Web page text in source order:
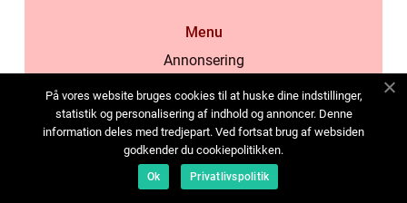
Menu
Annonsering
Cookies
Kontakta oss
Sitemap
På vores website bruges cookies til at huske dine indstillinger,
statistik og personalisering af indhold og annoncer. Denne
information deles med tredjepart. Ved fortsat brug af websiden
godkender du cookiepolitikken.
Ok Privatlivspolitik